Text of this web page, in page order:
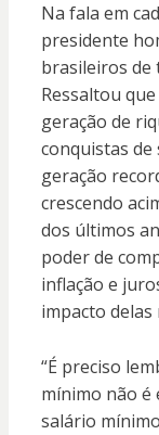
Na fala em
presidente
brasileiros de
Ressaltou
geração de
conquistas
geração
crescendo
dos últimos
poder de
inflação e
impacto delas
“É preciso
mínimo não é
salário